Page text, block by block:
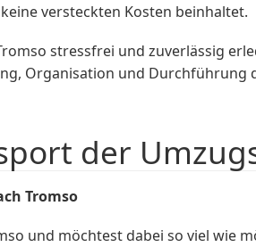
versteckten Kosten beinhaltet.
stressfrei und zuverlässig
Organisation und
der
Tromso
und möchtest dabei so viel wie